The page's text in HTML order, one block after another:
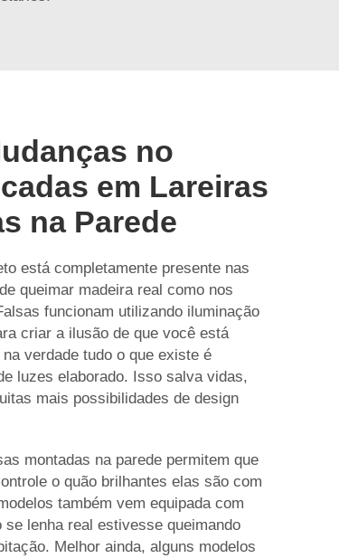
no
em Lareiras
na Parede
está completamente presente nas
queimar madeira real como nos
funcionam utilizando iluminação
criar a ilusão de que você está
verdade tudo o que existe é
luzes elaborado. Isso salva vidas,
mais possibilidades de design
montadas na parede permitem que
o quão brilhantes elas são com
também vem equipada com
lenha real estivesse queimando
Melhor ainda, alguns modelos